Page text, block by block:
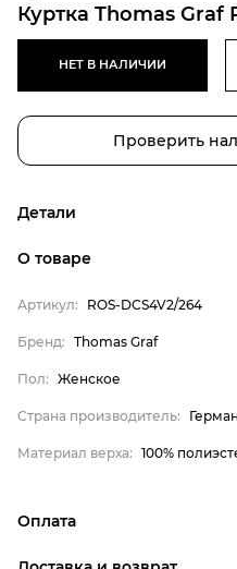
Куртка Thomas Graf
НЕТ В НАЛИЧИИ
Проверить
Детали
Бренд
Пол
Страна производитель
О товаре
Артикул: ROS-DCS4V2/264
Бренд: Thomas Graf
Пол: Женское
Страна производитель:
Материал верха: 100%
Оплата